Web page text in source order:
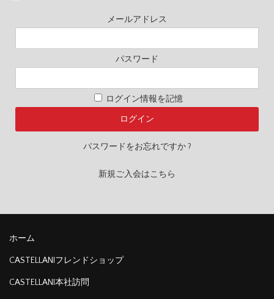
メールアドレス
パスワード
ログイン情報を記憶
パスワードをお忘れですか ?
新規ご入会はこちら
ホーム
CASTELLANIフレンドショップ
CASTELLANI本社訪問